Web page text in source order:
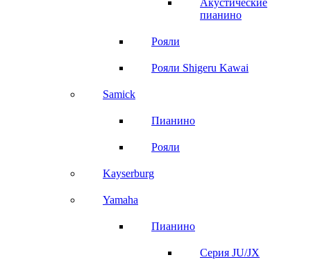
Акустические
пианино
Рояли
Рояли Shigeru Kawai
Samick
Пианино
Рояли
Kayserburg
Yamaha
Пианино
Серия JU/JX